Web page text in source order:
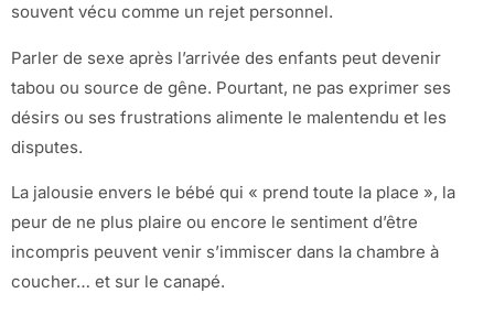
souvent vécu comme un rejet personnel.
Parler de sexe après l’arrivée des enfants peut devenir
tabou ou source de gêne. Pourtant, ne pas exprimer ses
désirs ou ses frustrations alimente le malentendu et les
disputes.
La jalousie envers le bébé qui « prend toute la place », la
peur de ne plus plaire ou encore le sentiment d’être
incompris peuvent venir s’immiscer dans la chambre à
coucher… et sur le canapé.